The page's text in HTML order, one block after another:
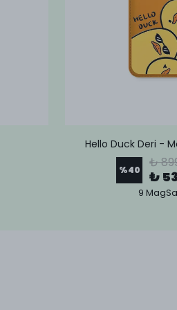
Hello Duck Deri -
%40 ₺
₺
9